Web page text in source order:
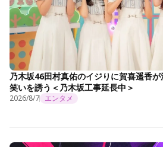
乃木坂46田村真佑のイジりに賀喜遥香
笑いを誘う＜乃木坂工事延長中＞
2026/8/7 エンタメ